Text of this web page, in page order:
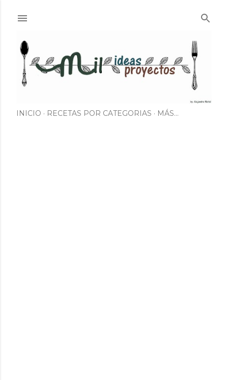
INICIO RECETAS POR CATEGORIAS MÁS…